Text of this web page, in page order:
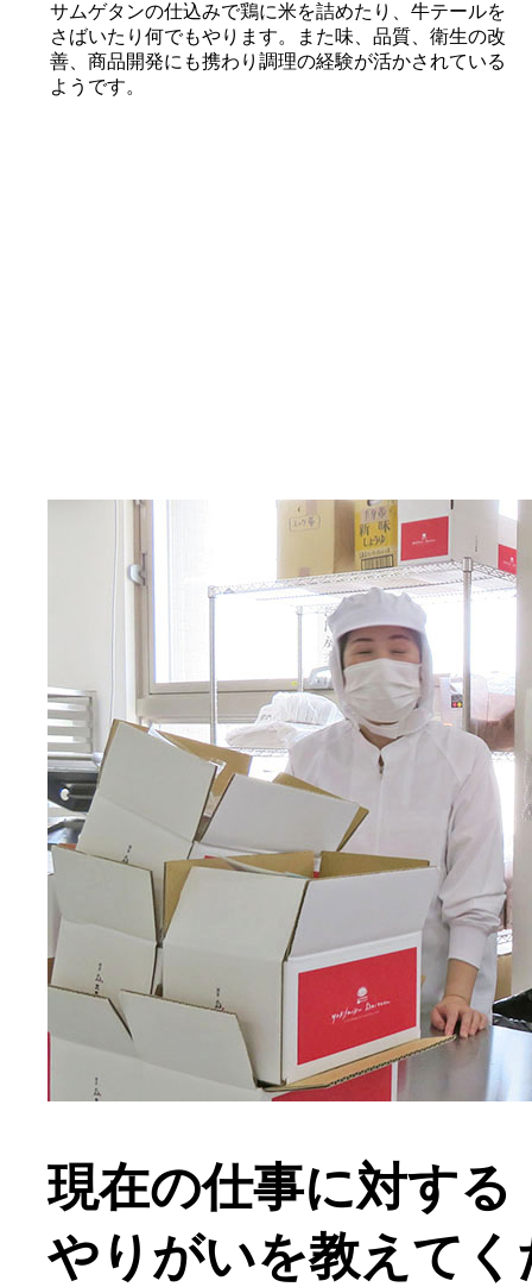
サムゲタンの仕込みで鶏に米を詰めたり、牛テールを
さばいたり何でもやります。また味、品質、衛生の改
善、商品開発にも携わり調理の経験が活かされている
ようです。
現在の仕事に対する
やりがいを教えてく